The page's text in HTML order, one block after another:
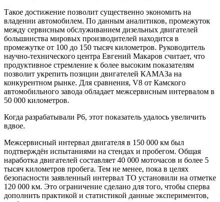
Такое достижение позволит существенно экономить на
владении автомобилем. По данным аналитиков, промежуток
между сервисным обслуживанием дизельных двигателей
большинства мировых производителей находится в
промежутке от 100 до 150 тысяч километров. Руководитель
научно-технического центра Евгений Макаров считает, что
продуктивное стремление к более высоким показателям
позволит укрепить позиции двигателей КАМАЗа на
конкурентном рынке. Для сравнения, V8 от Камского
автомобильного завода обладает межсервисным интервалом в
50 000 километров.
Когда разрабатывали Р6, этот показатель удалось увеличить
вдвое.
Межсервисный интервал двигателя в 150 000 км был
подтверждён испытаниями на стендах и пробегом. Общая
наработка двигателей составляет 40 000 моточасов и более 5
тысяч километров пробега. Тем не менее, пока в целях
безопасности заявленный интервал ТО установили на отметке
120 000 км. Это ограничение сделано для того, чтобы сперва
дополнить практикой и статистикой данные экспериментов,